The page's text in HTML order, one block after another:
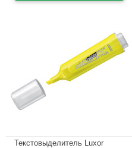
Текстовыделитель Luxor